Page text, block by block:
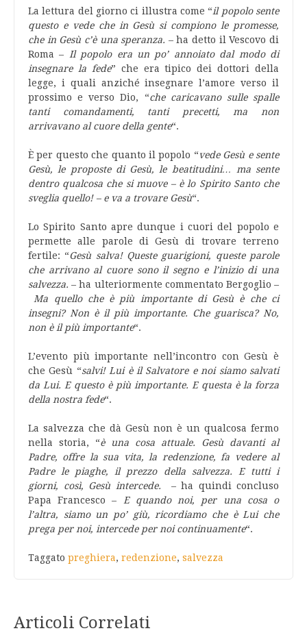
La lettura del giorno ci illustra come “il popolo sente
questo e vede che in Gesù si compiono le promesse,
che in Gesù c’è una speranza. – ha detto il Vescovo di
Roma –
Il popolo era un po’ annoiato dal modo di
insegnare la fede” che era tipico dei dottori della
legge, i quali anziché insegnare l’amore verso il
prossimo e verso Dio, “che caricavano sulle spalle
tanti comandamenti, tanti precetti, ma non
arrivavano al cuore della gente“.
È per questo che quanto il popolo “vede Gesù e sente
Gesù, le proposte di Gesù, le beatitudini… ma sente
dentro qualcosa che si muove – è lo Spirito Santo che
sveglia quello! – e va a trovare Gesù“.
Lo Spirito Santo apre dunque i cuori del popolo e
permette alle parole di Gesù di trovare terreno
fertile: “Gesù salva! Queste guarigioni, queste parole
che arrivano al cuore sono il segno e l’inizio di una
salvezza. – ha ulteriormente commentato Bergoglio –
Ma quello che è più importante di Gesù è che ci
insegni? Non è il più importante. Che guarisca? No,
non è il più importante“.
L’evento più importante nell’incontro con Gesù è
che Gesù “salvi! Lui è il Salvatore e noi siamo salvati
da Lui. E questo è più importante. E questa è la forza
della nostra fede“.
La salvezza che dà Gesù non è un qualcosa fermo
nella storia, “è una cosa attuale. Gesù davanti al
Padre, offre la sua vita, la redenzione, fa vedere al
Padre le piaghe, il prezzo della salvezza. E tutti i
giorni, così, Gesù intercede. – ha quindi concluso
Papa Francesco –
E quando noi, per una cosa o
l’altra, siamo un po’ giù, ricordiamo che è Lui che
prega per noi, intercede per noi continuamente“.
Taggato preghiera, redenzione, salvezza
Articoli Correlati